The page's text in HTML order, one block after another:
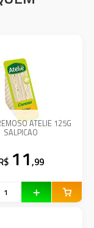
ATELIE 125G
SALPICAO
11,99